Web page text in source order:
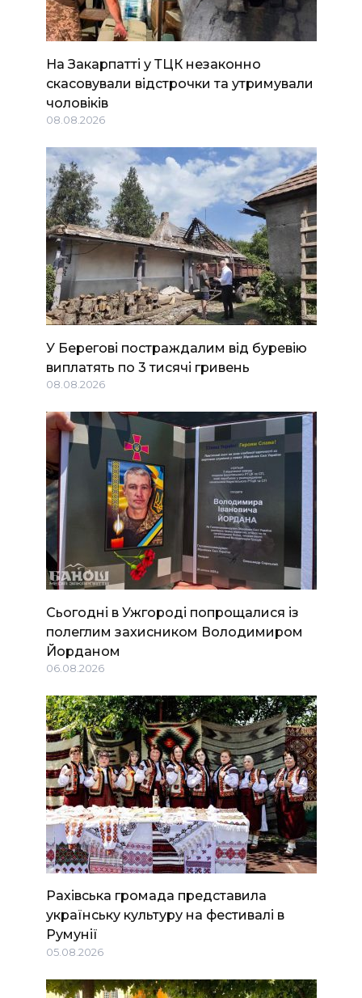
На Закарпатті у ТЦК незаконно
скасовували відстрочки та утримували
чоловіків
08.08.2026
У Берегові постраждалим від буревію
виплатять по 3 тисячі гривень
08.08.2026
Сьогодні в Ужгороді попрощалися із
полеглим захисником Володимиром
Йорданом
06.08.2026
Рахівська громада представила
українську культуру на фестивалі в
Румунії
05.08.2026